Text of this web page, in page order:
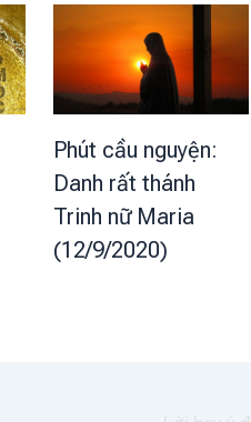
Phút cầu nguyện:
Danh rất thánh
Trinh nữ Maria
(12/9/2020)